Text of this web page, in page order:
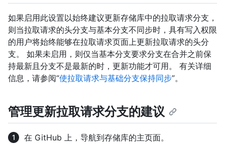
如果启用此设置以始终建议更新存储库中的拉取请求分支，
则当拉取请求的头分支与基本分支不同步时，具有写入权限
的用户将始终能够在拉取请求页面上更新拉取请求的头分
支。 如果未启用，则仅当基本分支要求分支在合并之前保
持最新且分支不是最新的时，更新功能才可用。 有关详细
信息，请参阅“使拉取请求与基础分支保持同步”。
管理更新拉取请求分支的建议
在 GitHub 上，导航到存储库的主页面。